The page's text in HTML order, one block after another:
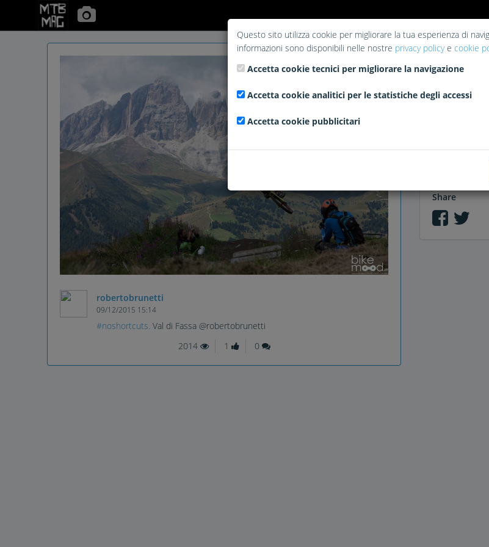
robertobrunetti
09/12/2015 15:14
#noshortcuts. Val di Fassa @robertobrunetti
2014
1 0
Share
Questo sito utilizza cookie per migliorare la tua esperienza di
informazioni sono disponibili nelle nostre privacy policye cookie
Accetta cookie tecnici per migliorare la navigazione
Accetta cookie analitici per le statistiche degli accessi
Accetta cookie pubblicitari